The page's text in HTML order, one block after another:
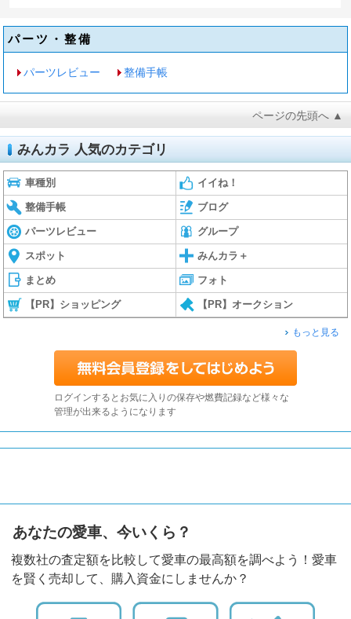
パーツ・整備
パーツレビュー 整備手帳
ページの先頭へ ▲
みんカラ 人気のカテゴリ
車種別 イイね！
整備手帳 ブログ
パーツレビュー グループ
スポット みんカラ＋
まとめ フォト
【PR】ショッピング 【PR】オークション
もっと見る
ログインするとお気に入りの保存や燃費記録など様々な
管理が出来るようになります
あなたの愛車、今いくら？
複数社の査定額を比較して愛車の最高額を調べよう！愛車
を賢く売却して、購入資金にしませんか？